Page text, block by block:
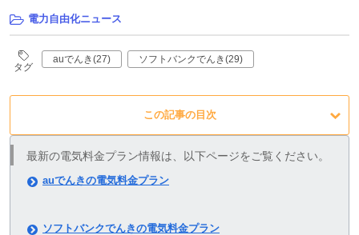
電力自由化ニュース
タグ
auでんき(27) ソフトバンクでんき(29)
この記事の目次
最新の電気料金プラン情報は、以下ページをご覧ください。
auでんきの電気料金プラン
ソフトバンクでんきの電気料金プラン